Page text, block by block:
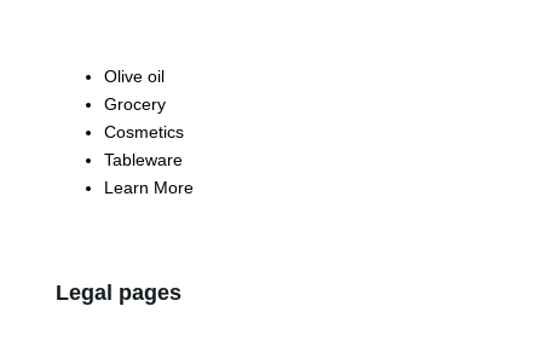
Olive oil
Grocery
Cosmetics
Tableware
Learn More
Legal pages